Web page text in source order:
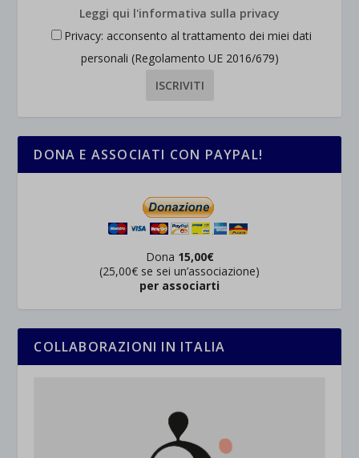
Leggi qui l'informativa sulla privacy
Privacy: acconsento al trattamento dei miei dati
personali (Regolamento UE 2016/679)
DONA E ASSOCIATI CON PAYPAL!
Dona 15,00€
(25,00€ se sei un’associazione)
per associarti
COLLABORAZIONI IN ITALIA